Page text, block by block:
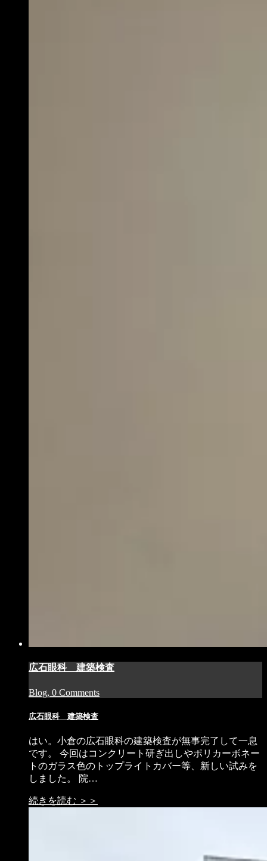
広石眼科 建築検査
Blog, 0 Comments
広石眼科 建築検査
はい。小倉の広石眼科の建築検査が無事完了して一息
です。 今回はコンクリート研ぎ出しやポリカーボネー
トのガラス色のトップライトカバー等、新しい試みを
しました。 院…
続きを読む ＞＞